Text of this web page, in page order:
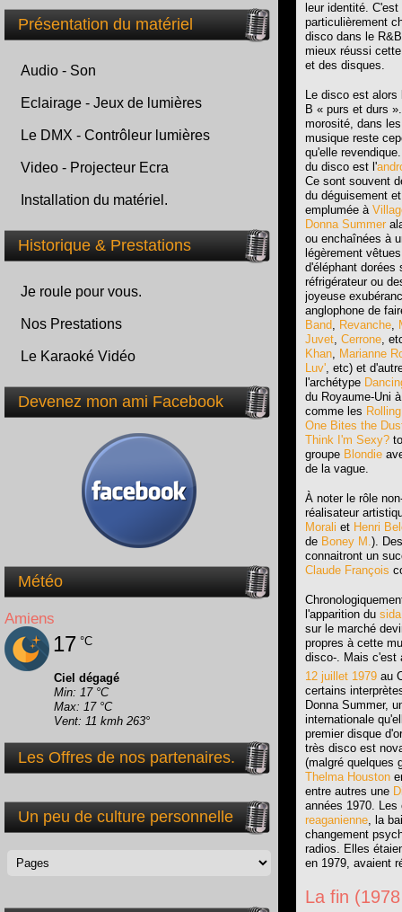
Présentation du matériel
Audio - Son
Eclairage - Jeux de lumières
Le DMX - Contrôleur lumières
Video - Projecteur Ecra
Installation du matériel.
Historique & Prestations
Je roule pour vous.
Nos Prestations
Le Karaoké Vidéo
Devenez mon ami Facebook
Météo
Amiens
17 °C
Ciel dégagé
Min: 17 °C
Max: 17 °C
Vent: 11 kmh 263°
Les Offres de nos partenaires.
Un peu de culture personnelle
leur identité.
particulièrement
disco dans le
mieux réussi
et des disques.
Le disco est
B « purs et durs
morosité, dans
musique reste
qu'elle
du disco est l'
Ce sont souvent
du déguisement
emplumée à
Donna Summer
ou enchaînées à
légèrement
d'éléphant dorées
réfrigérateur ou
joyeuse
anglophone de
Band
Revanche
Juvet Cerrone ,
Khan
Marianne
Luv' , etc) et
l'archétype
du Royaume-Uni
comme les
One Bites the
Think I'm Sexy?
groupe Blondie
de la vague.
À noter le rôle
réalisateur
Morali et Henri
de Boney M. ).
connaitront un
Claude François
l'apparition du sida
sur le marché
propres à cette
disco-. Mais c'est
12 juillet 1979 au
certains
Donna Summer,
internationale
premier disque
très disco est
(malgré quelques
Thelma Houston
entre autres une
années 1970.
reaganienne, la
changement
radios. Elles
en 1979, avaient
La fin